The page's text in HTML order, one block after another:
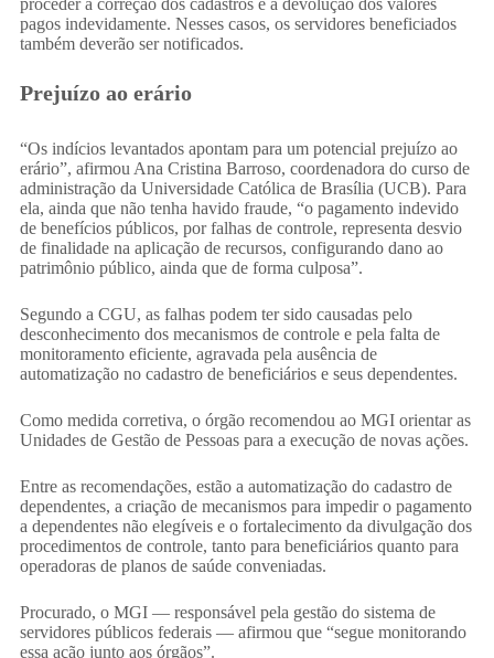
proceder à correção dos cadastros e à devolução dos valores
pagos indevidamente. Nesses casos, os servidores beneficiados
também deverão ser notificados.
Prejuízo ao erário
“Os indícios levantados apontam para um potencial prejuízo ao
erário”, afirmou Ana Cristina Barroso, coordenadora do curso de
administração da Universidade Católica de Brasília (UCB). Para
ela, ainda que não tenha havido fraude, “o pagamento indevido
de benefícios públicos, por falhas de controle, representa desvio
de finalidade na aplicação de recursos, configurando dano ao
patrimônio público, ainda que de forma culposa”.
Segundo a CGU, as falhas podem ter sido causadas pelo
desconhecimento dos mecanismos de controle e pela falta de
monitoramento eficiente, agravada pela ausência de
automatização no cadastro de beneficiários e seus dependentes.
Como medida corretiva, o órgão recomendou ao MGI orientar as
Unidades de Gestão de Pessoas para a execução de novas ações.
Entre as recomendações, estão a automatização do cadastro de
dependentes, a criação de mecanismos para impedir o pagamento
a dependentes não elegíveis e o fortalecimento da divulgação dos
procedimentos de controle, tanto para beneficiários quanto para
operadoras de planos de saúde conveniadas.
Procurado, o MGI — responsável pela gestão do sistema de
servidores públicos federais — afirmou que “segue monitorando
essa ação junto aos órgãos”.